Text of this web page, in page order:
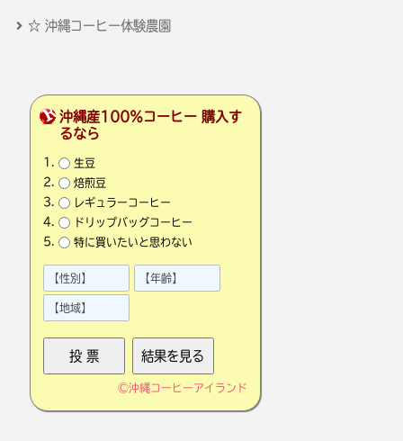
☆ 沖縄コーヒー体験農園
沖縄産100％コーヒー 購入す
るなら
生豆
焙煎豆
レギュラーコーヒー
ドリップバッグコーヒー
特に買いたいと思わない
©沖縄コーヒーアイランド